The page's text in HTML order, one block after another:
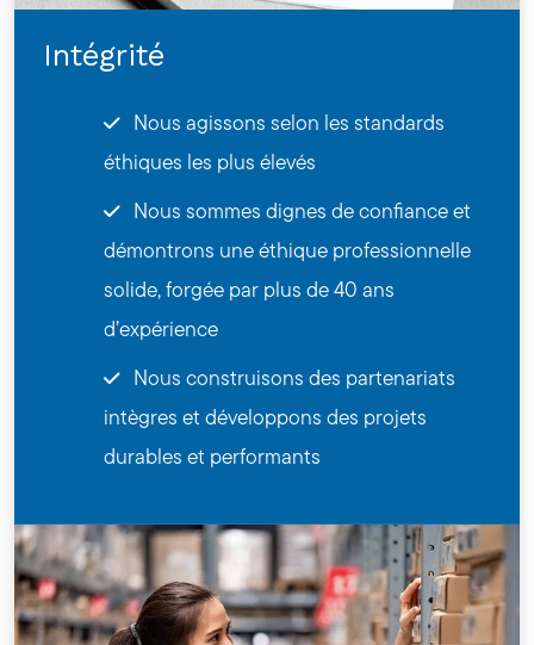
Intégrité
Nous agissons selon les standards
éthiques les plus élevés
Nous sommes dignes de confiance et
démontrons une éthique professionnelle
solide, forgée par plus de 40 ans
d’expérience
Nous construisons des partenariats
intègres et développons des projets
durables et performants